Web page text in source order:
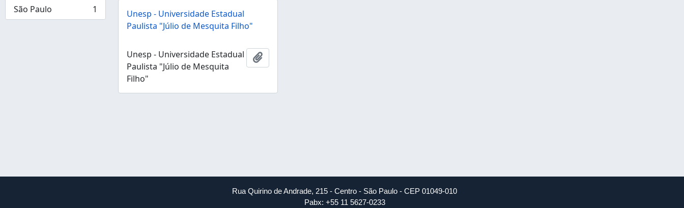
São Paulo
, 1 resultados 1
Unesp - Universidade Estadual
Paulista "Júlio de Mesquita Filho"
Unesp - Universidade Estadual
Paulista "Júlio de Mesquita
Filho"
Adicionar à área de transferência
Rua Quirino de Andrade, 215 - Centro - São Paulo - CEP 01049-010
Pabx: +55 11 5627-0233